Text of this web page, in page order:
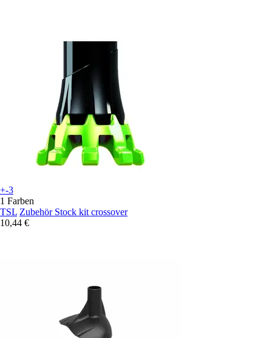
+-3
1 Farben
TSL Zubehör Stock kit crossover
10,44 €